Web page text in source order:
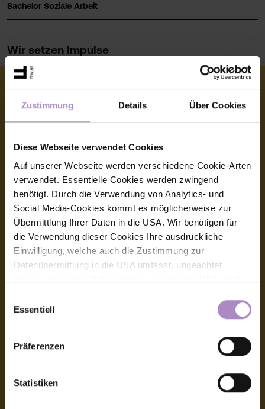
Zustimmung Details Über Cookies
Diese Webseite verwendet Cookies
Auf unserer Webseite werden verschiedene Cookie-Arten
verwendet. Essentielle Cookies werden zwingend
benötigt. Durch die Verwendung von Analytics- und
Social Media-Cookies kommt es möglicherweise zur
Übermittlung Ihrer Daten in die USA. Wir benötigen für
die Verwendung dieser Cookies Ihre ausdrückliche
Einwilligung, welche auch die Zustimmung zur
Datenübermittlung in die USA umfasst, ungeachtet
für die Rechte und Freiheiten der betroffenen Personen
nach sich ziehen kann. Die Einwilligung erteilen Sie
dadurch, dass Sie die ausgewählten Cookies durch
Aktivierung des Buttons akzeptieren. Sie können Ihre
das runde co Symbol rechts unten auf der Webseite -
jederzeit widerrufen. Durch den Widerruf der Einwilligung
Essentiell
Präferenzen
Statistiken
Bachelor Soziale Arbeit
Wir setzen Impulse
© FHV 2026
Impressum
Datenschutz
Barrierefreiheitserklärung
Hinweisgeber:innensystem (Whistleblower-System)
Amtssignatur, elektronische Signatur
CAMPUS V, Hochschulstraße 1
6850 Dornbirn
+43 5572 792